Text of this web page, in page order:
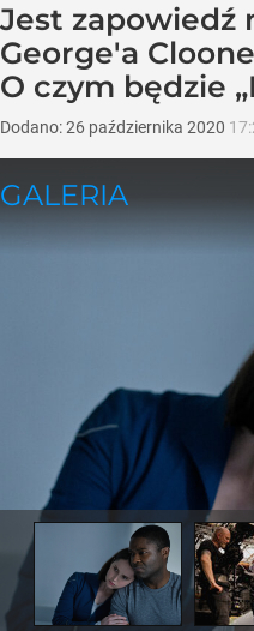
Jest zapowiedź
George'a
O czym będzie
Dodano:26 października 2020